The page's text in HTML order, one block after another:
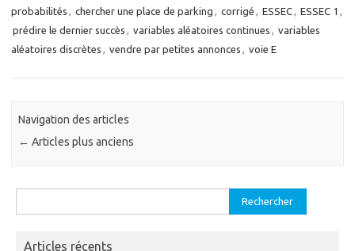
probabilités , chercher une place de parking , corrigé , ESSEC, ESSEC 1 ,
prédire le dernier succès , variables aléatoires continues , variables
aléatoires discrètes , vendre par petites annonces , voie E
Navigation des articles
← Articles plus anciens
Articles récents